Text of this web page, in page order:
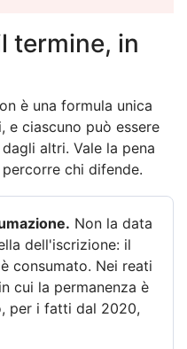
termine, in
è una formula unica
e ciascuno può essere
altri. Vale la pena
chi difende.
Non la data
dell'iscrizione: il
consumato. Nei reati
cui la permanenza è
per i fatti dal 2020,